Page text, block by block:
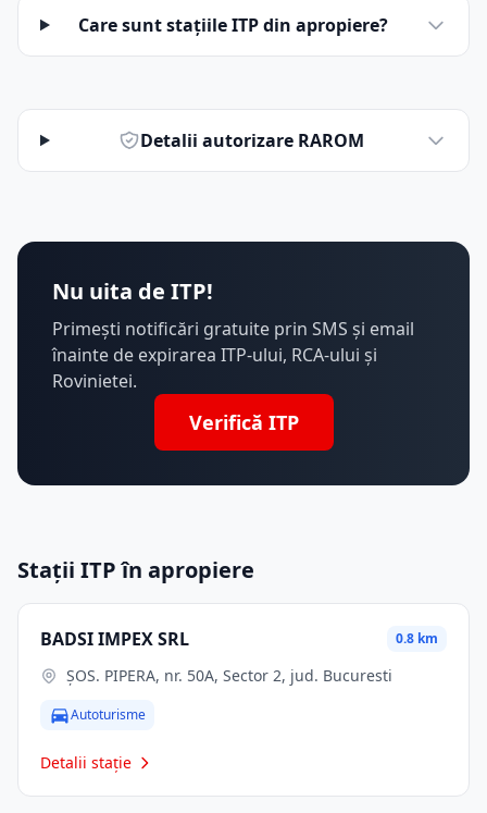
Care sunt stațiile ITP din apropiere?
Detalii autorizare RAROM
Nu uita de ITP!
Primești notificări gratuite prin SMS și email
înainte de expirarea ITP-ului, RCA-ului și
Rovinietei.
Verifică ITP
Stații ITP în apropiere
BADSI IMPEX SRL 0.8 km
ŞOS. PIPERA, nr. 50A, Sector 2, jud. Bucuresti
Autoturisme
Detalii stație